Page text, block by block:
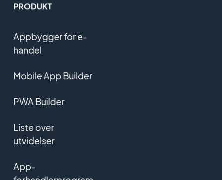
PRODUKT
Appbygger for e-
handel
Mobile App Builder
PWA Builder
Liste over
utvidelser
App-